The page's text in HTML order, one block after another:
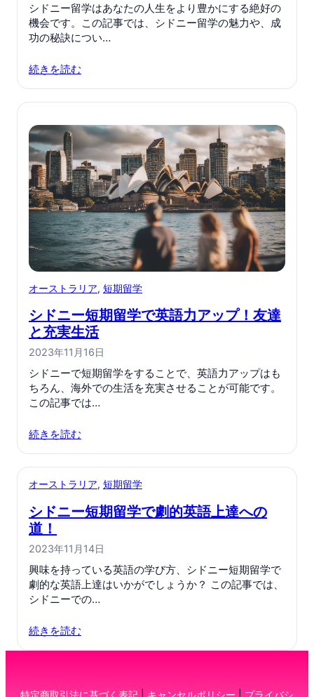
シドニー留学はあなたの人生をより豊かにする絶好の
機会です。この記事では、シドニー留学の魅力や、成
功の秘訣につい…
続きを読む
オーストラリア, 短期留学
シドニー短期留学で英語力アップ！友達
と充実生活
2023年11月16日
シドニーで短期留学をすることで、英語力アップはも
ちろん、海外での生活を充実させることが可能です。
この記事では…
続きを読む
オーストラリア, 短期留学
シドニー短期留学で劇的英語上達への
道！
2023年11月14日
興味を持っている英語の学び方、シドニー短期留学で
劇的な英語上達はいかがでしょうか？ この記事では、
シドニーでの…
続きを読む